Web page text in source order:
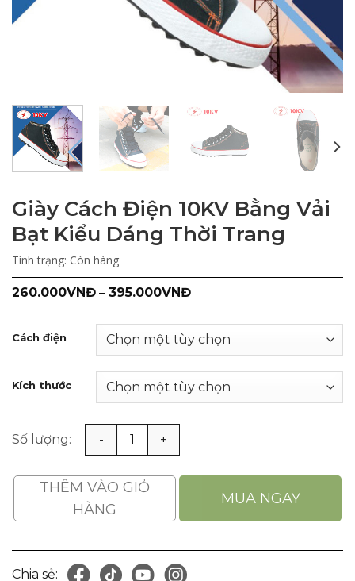
Giày Cách Điện 10KV Bằng Vải
Bạt Kiểu Dáng Thời Trang
Tình trạng: Còn hàng
260.000VNĐ – 395.000VNĐ
Cách điện
Kích thước
Giày Cách Điện 10KV Bằng Vải Bạt Kiểu Dáng Thời
THÊM VÀO GIỎ
HÀNG
MUA NGAY
Chia sẻ: